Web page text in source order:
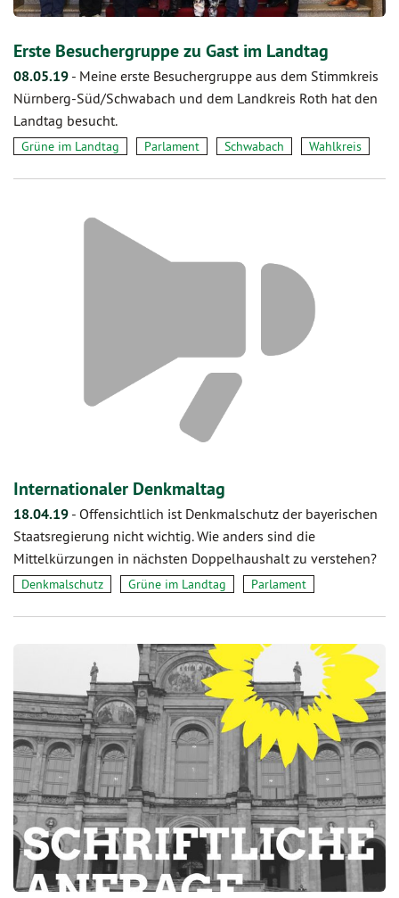
Erste Besuchergruppe zu Gast im Landtag
08.05.19 - Meine erste Besuchergruppe aus dem Stimmkreis
Nürnberg-Süd/Schwabach und dem Landkreis Roth hat den
Landtag besucht.
Grüne im Landtag Parlament Schwabach Wahlkreis
Internationaler Denkmaltag
18.04.19 - Offensichtlich ist Denkmalschutz der bayerischen
Staatsregierung nicht wichtig. Wie anders sind die
Mittelkürzungen in nächsten Doppelhaushalt zu verstehen?
Denkmalschutz Grüne im Landtag Parlament